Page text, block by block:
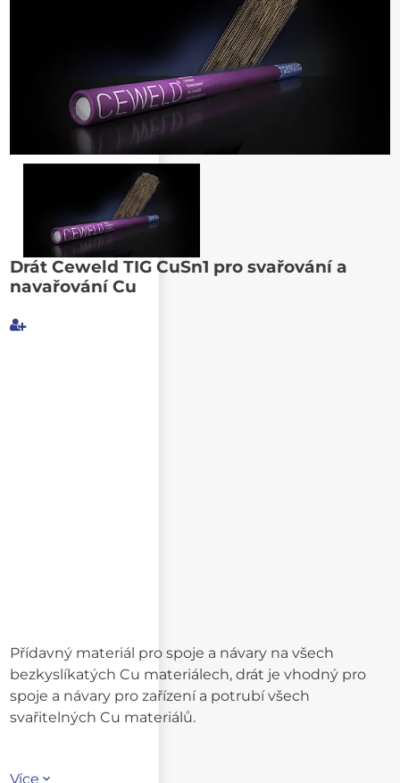
Drát Ceweld TIG CuSn1 pro svařování a
navařování Cu
Poslat známému
Přídavný materiál pro spoje a návary na všech
bezkyslíkatých Cu materiálech, drát je vhodný pro
spoje a návary pro zařízení a potrubí všech
svařitelných Cu materiálů.
Více